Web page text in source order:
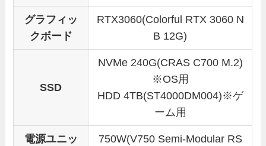
グラフィッ
クボード
RTX3060(Colorful RTX 3060 N
B 12G)
SSD
NVMe 240G(CRAS C700 M.2)
※OS用
HDD 4TB(ST4000DM004)※ゲ
ーム用
電源ユニッ
750W(V750 Semi-Modular RS